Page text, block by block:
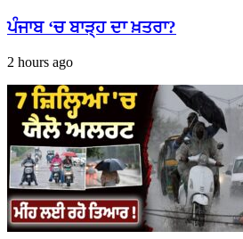
ਪੰਜਾਬ ‘ਚ ਬਾੜ੍ਹ ਦਾ ਖ਼ਤਰਾ?
2 hours ago